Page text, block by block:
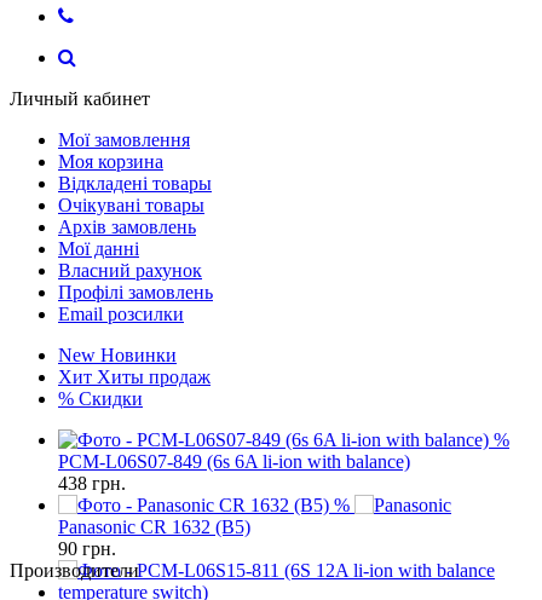
Личный кабинет
Мої замовлення
Моя корзина
Відкладені товары
Очікувані товары
Архів замовлень
Мої данні
Власний рахунок
Профілі замовлень
Email розсилки
New Новинки
Хит Хиты продаж
% Скидки
%
PCM-L06S07-849 (6s 6A li-ion with balance)
438 грн.
%
Panasonic CR 1632 (B5)
90 грн.
Производители